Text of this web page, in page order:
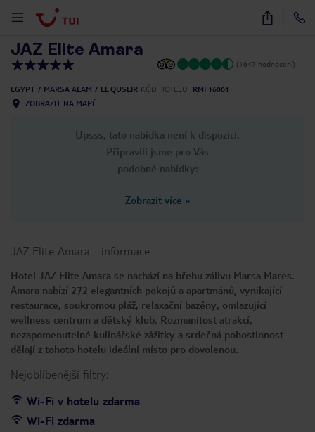
40
JAZ Elite Amara
(1647 hodnocení)
EGYPT MARSA ALAM EL QUSEIR KÓD HOTELU
RMF16001
ZOBRAZIT NA MAPĚ
Upsss, tato nabídka není k dispozici.
Připravili jsme pro Vás
podobné nabídky:
Zobrazit více »
JAZ Elite Amara - informace
Hotel JAZ Elite Amara se nachází na břehu zálivu Marsa Mares.
Amara nabízí 272 elegantních pokojů a apartmánů, vynikající
restaurace, soukromou pláž, relaxační bazény, omlazující
wellness centrum a dětský klub. Rozmanitost atrakcí,
nezapomenutelné kulinářské zážitky a srdečná pohostinnost
dělají z tohoto hotelu ideální místo pro dovolenou.
Nejoblíbenější filtry:
Wi-Fi v hotelu zdarma
Wi-Fi zdarma